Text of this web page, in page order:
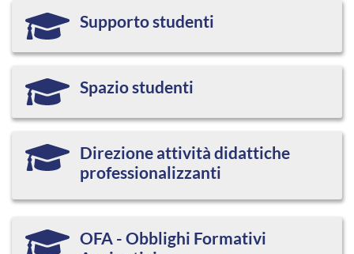
Supporto studenti
Spazio studenti
Direzione attività didattiche
professionalizzanti
OFA - Obblighi Formativi